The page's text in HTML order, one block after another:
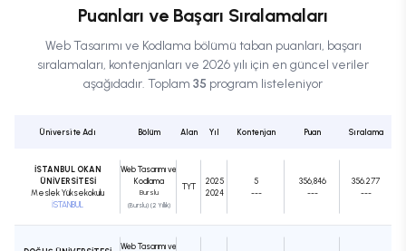
Puanları ve Başarı Sıralamaları
Web Tasarımı ve Kodlama bölümü taban puanları, başarı
sıralamaları, kontenjanları ve 2026 yılı için en güncel veriler
aşağıdadır. Toplam 35 program listeleniyor
Üniversite Adı Bölüm Alan Yıl Kontenjan Puan Sıralama
İSTANBUL OKAN
ÜNİVERSİTESİ
Meslek Yüksekokulu
İSTANBUL
Web Tasarımı ve
Kodlama
Burslu
(Burslu) (2 Yıllık)
TYT
2025
2024
5
---
356,846
---
356.277
---
Web Tasarımı ve